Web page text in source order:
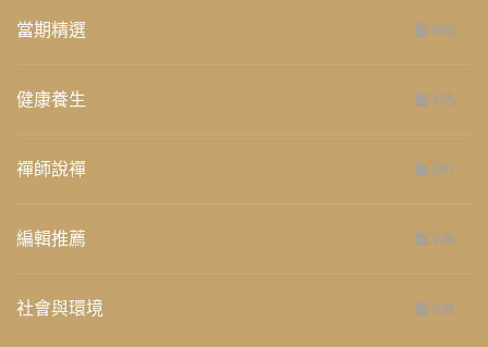
當期精選 658
健康養生 276
禪師說禪 267
編輯推薦 236
社會與環境 235